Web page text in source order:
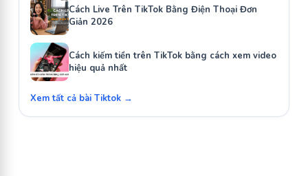
Cách Live Trên TikTok Bằng Điện Thoại Đơn
Giản 2026
Cách kiếm tiền trên TikTok bằng cách xem video
hiệu quả nhất
Xem tất cả bài Tiktok →